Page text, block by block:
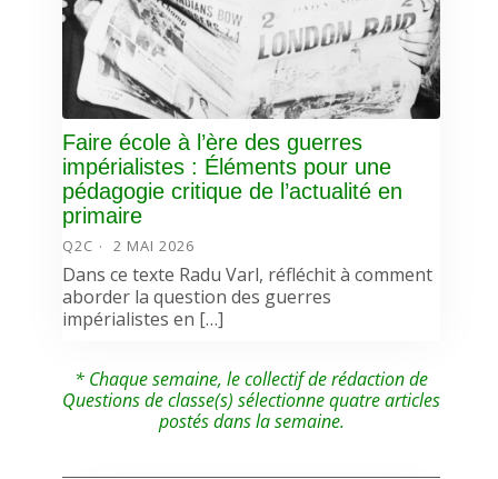
Faire école à l’ère des guerres
impérialistes : Éléments pour une
pédagogie critique de l’actualité en
primaire
Q2C 2 MAI 2026
Dans ce texte Radu Varl, réfléchit à comment
aborder la question des guerres
impérialistes en […]
* Chaque semaine, le collectif de rédaction de
Questions de classe(s) sélectionne quatre articles
postés dans la semaine.